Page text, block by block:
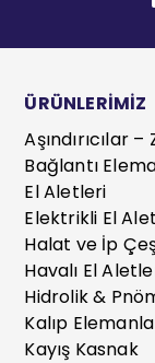
ÜRÜNLERİMİZ
Aşındırıcılar
Bağlantı
El Aletleri
Elektrikli El
Halat ve İp
Havalı El
Hidrolik &
Kalıp
Kayış Kasnak